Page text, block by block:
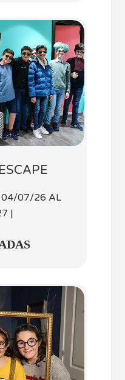
07/26 AL
|